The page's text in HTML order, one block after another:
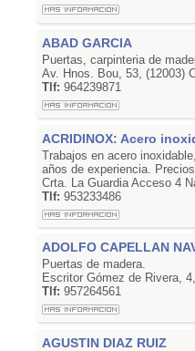
ABAD GARCIA
Puertas, carpinteria de
Av. Hnos. Bou, 53, (12003)
Tlf:964239871
ACRIDINOX: Acero
Trabajos en acero
años de experiencia.
Crta. La Guardia Acceso 4
Tlf:953233486
ADOLFO CAPELLAN
Puertas de madera.
Escritor Gómez de Rivera,
Tlf:957264561
AGUSTIN DIAZ RUIZ